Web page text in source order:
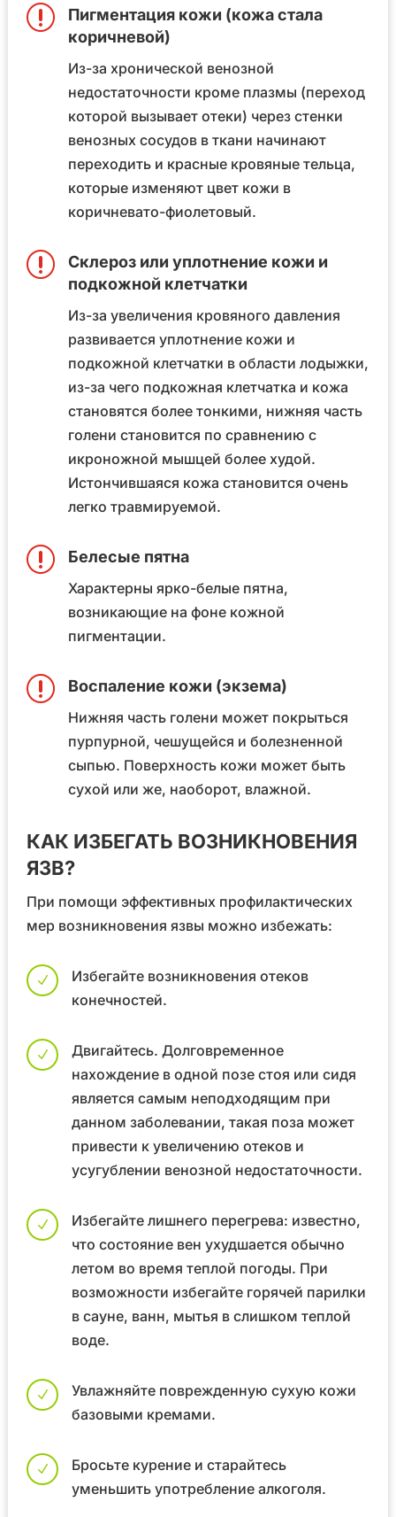
r
Пигментация кожи (кожа стала
коричневой)
Из-за хронической венозной
недостаточности кроме плазмы (переход
которой вызывает отеки) через стенки
венозных сосудов в ткани начинают
переходить и красные кровяные тельца,
которые изменяют цвет кожи в
коричневато-фиолетовый.
r
Склероз или уплотнение кожи и
подкожной клетчатки
Из-за увеличения кровяного давления
развивается уплотнение кожи и
подкожной клетчатки в области лодыжки,
из-за чего подкожная клетчатка и кожа
становятся более тонкими, нижняя часть
голени становится по сравнению с
икроножной мышцей более худой.
Истончившаяся кожа становится очень
легко травмируемой.
r Белесые пятна
Характерны ярко-белые пятна,
возникающие на фоне кожной
пигментации.
r Воспаление кожи (экзема)
Нижняя часть голени может покрыться
пурпурной, чешущейся и болезненной
сыпью. Поверхность кожи может быть
сухой или же, наоборот, влажной.
КАК ИЗБЕГАТЬ ВОЗНИКНОВЕНИЯ
ЯЗВ?
При помощи эффективных профилактических
мер возникновения язвы можно избежать:
N
Избегайте возникновения отеков
конечностей.
N
Двигайтесь. Долговременное
нахождение в одной позе стоя или сидя
является самым неподходящим при
данном заболевании, такая поза может
привести к увеличению отеков и
усугублении венозной недостаточности.
N
Избегайте лишнего перегрева: известно,
что состояние вен ухудшается обычно
летом во время теплой погоды. При
возможности избегайте горячей парилки
в сауне, ванн, мытья в слишком теплой
воде.
N
Увлажняйте поврежденную сухую кожи
базовыми кремами.
N
Бросьте курение и старайтесь
уменьшить употребление алкоголя.